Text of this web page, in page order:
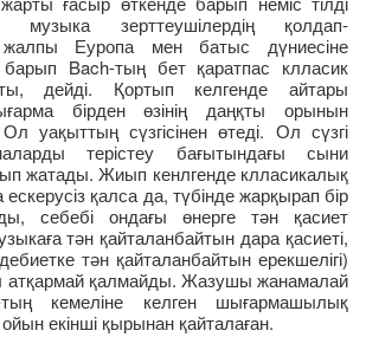
музыка зерттеушілердің қолдап-
Еуропа мен батыс дүниесіне
Bach-тың бет қаратпас клласик
дейді. Қортып келгенде айтары
бірден өзінің даңқты орынын
уақыттың сүзгісінен өтеді. Ол сүзгі
терістеу бағытындағы сыни
жатады. Жиып кенлгенде клласикалық
қалса да, түбінде жарқырап бір
себебі ондағы өнерге тән қасиет
тән қайталанбайтын дара қасиеті,
тән қайталанбайтын ерекшелігі)
атқармай қалмайды. Жазушы жанамалай
кемеліне келген шығармашылық
екінші қырынан қайталаған.